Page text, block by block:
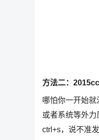
方法二：
哪怕你一开始
或者系统等外
ctrl+s，说不准